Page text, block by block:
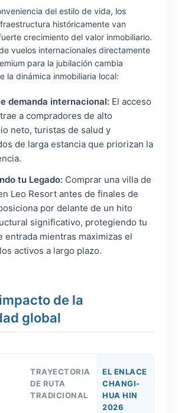
del estilo de vida, los
históricamente van
crecimiento del valor inmobiliario.
vuelos internacionales directamente
para la jubilación cambia
la dinámica inmobiliaria local:
demanda internacional: El acceso
a compradores de alto
neto, turistas de salud y
de larga estancia que priorizan la
tu Legado: Comprar una villa de
Leo Resort antes de finales de
por delante de un hito
significativo, protegiendo tu
entrada mientras maximizas el
activos a largo plazo.
de la
global
TRAYECTORIA
DE RUTA
TRADICIONAL
EL ENLACE
CHANGI-
HUA HIN
2026